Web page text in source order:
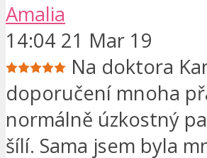
Amalia
14:04 21 Mar 19
Na doktora
doporučení mnoha
normálně úzkostný
šílí. Sama jsem byla